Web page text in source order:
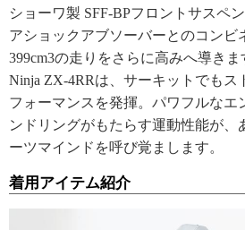
ショーワ製 SFF-BPフロントサスペ
アショックアブソーバーとのコンビ
399cm3の走りをさらに高みへ導きま
Ninja ZX-4RRは、サーキットでもス
フォーマンスを発揮。パワフルなエ
ンドリングがもたらす運動性能が、
ーツマインドを呼び覚まします。
着用アイテム紹介